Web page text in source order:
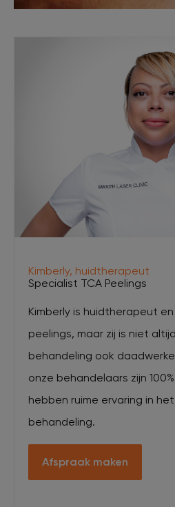
Kimberly, huidtherapeut
Specialist TCA Peelings
Kimberly is huidtherapeut
peelings, maar zij is niet
behandeling ook
onze behandelaars zijn
hebben ruime ervaring in
behandeling.
Afspraak maken